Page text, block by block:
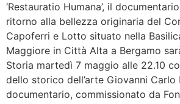
‘Restauratio Humana’, il
ritorno alla bellezza originaria del
Capoferri e Lotto situato nella
Maggiore in Città Alta a Bergamo
Storia martedì 7 maggio alle 22.10
dello storico dell’arte Giovanni Carlo
documentario, commissionato da